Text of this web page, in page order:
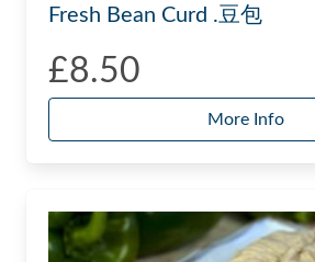
Fresh Bean Curd .豆包
£8.50
More Info